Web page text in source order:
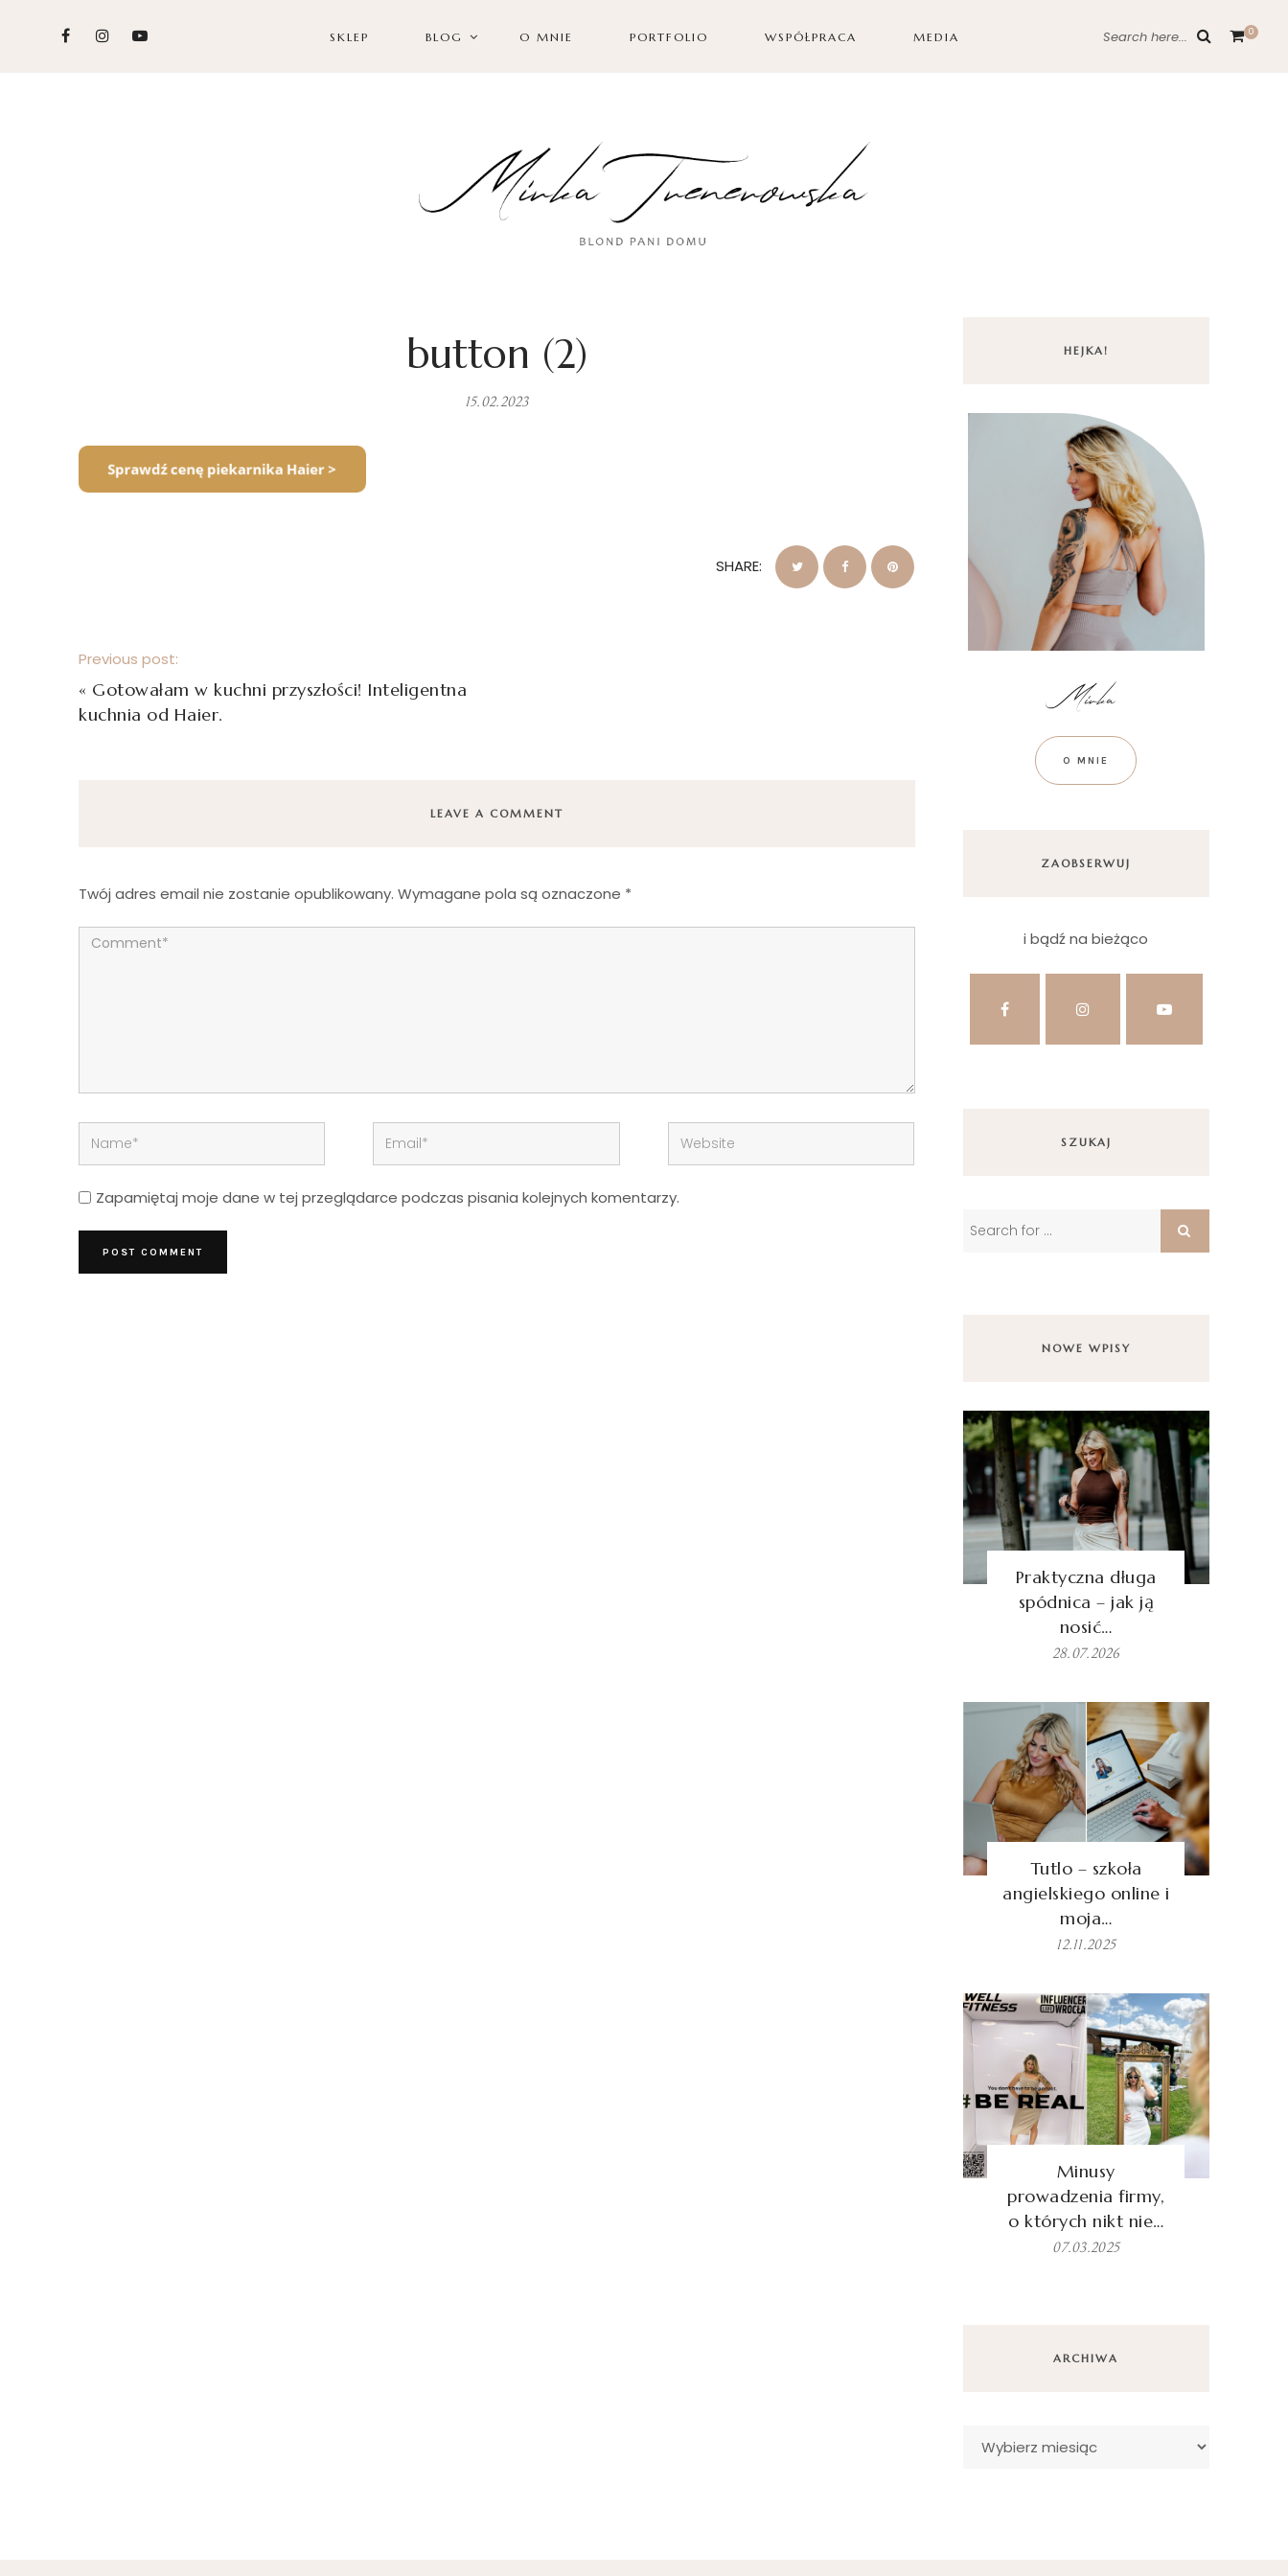
SKLEP BLOG O MNIE PORTFOLIO WSPÓŁPRACA MEDIA Search here... 0
button (2)
15.02.2023
SHARE:
Previous post:
« Gotowałam w kuchni przyszłości! Inteligentna
kuchnia od Haier.
LEAVE A COMMENT
Twój adres email nie zostanie opublikowany. Wymagane pola są oznaczone *
Zapamiętaj moje dane w tej przeglądarce podczas pisania kolejnych komentarzy.
HEJKA!
O MNIE
ZAOBSERWUJ
i bądź na bieżąco
SZUKAJ
NOWE WPISY
Praktyczna długa
spódnica – jak ją
nosić…
28.07.2026
Tutlo – szkoła
angielskiego online i
moja…
12.11.2025
Minusy
prowadzenia firmy,
o których nikt nie…
07.03.2025
ARCHIWA